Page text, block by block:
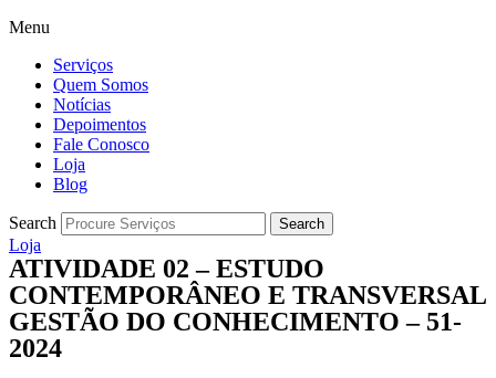
Menu
Serviços
Quem Somos
Notícias
Depoimentos
Fale Conosco
Loja
Blog
Search Search
Loja
ATIVIDADE 02 – ESTUDO
CONTEMPORÂNEO E TRANSVERSAL
GESTÃO DO CONHECIMENTO – 51-
2024